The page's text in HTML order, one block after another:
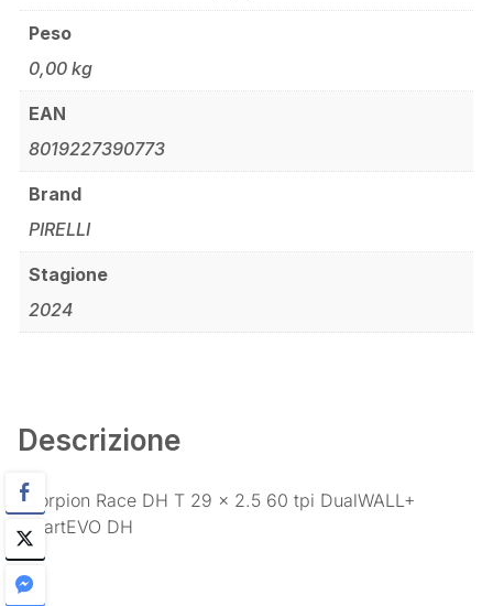
Peso
0,00 kg
EAN
8019227390773
Brand
PIRELLI
Stagione
2024
Descrizione
Scorpion Race DH T 29 x 2.5 60 tpi DualWALL+
SmartEVO DH